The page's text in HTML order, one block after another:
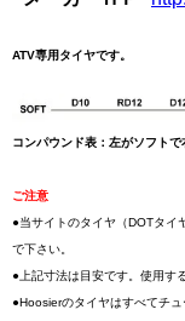
ATV専用タイヤです。
コンパウンド表：左がソフトで
ご注意
●当サイトのタイヤ（DOTタイ
で下さい。
●上記寸法は目安です。使用す
●Hoosierのタイヤはすべてチ